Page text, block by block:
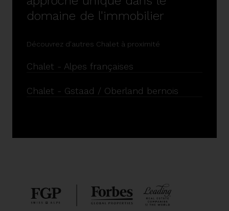
domaine de l'immobilier
Découvrez d'autres Chalet à proximité
Chalet - Alpes françaises
Chalet - Gstaad / Oberland bernois